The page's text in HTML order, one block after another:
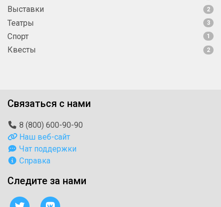
Выставки 2
Театры 3
Спорт 1
Квесты 2
Связаться с нами
8 (800) 600-90-90
Наш веб-сайт
Чат поддержки
Справка
Следите за нами